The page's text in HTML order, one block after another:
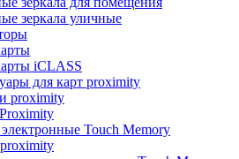
зеркала уличные
iCLASS
для карт proximitу
proximity
Touch Memory